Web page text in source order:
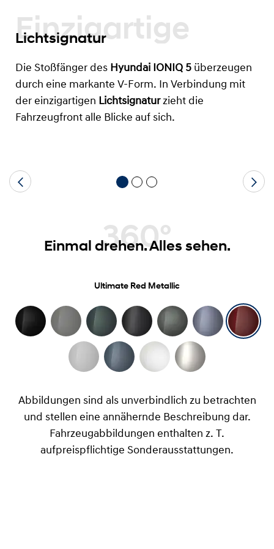
Einzigartige
Lichtsignatur
Die Stoßfänger des Hyundai IONIQ 5 überzeugen
durch eine markante V-Form. In Verbindung mit
der einzigartigen Lichtsignaturzieht die
Fahrzeugfront alle Blicke auf sich.
360°
Einmal drehen. Alles sehen.
Ultimate Red Metallic
Abbildungen sind als unverbindlich zu betrachten
und stellen eine annähernde Beschreibung dar.
Fahrzeugabbildungen enthalten z. T.
aufpreispflichtige Sonderausstattungen.